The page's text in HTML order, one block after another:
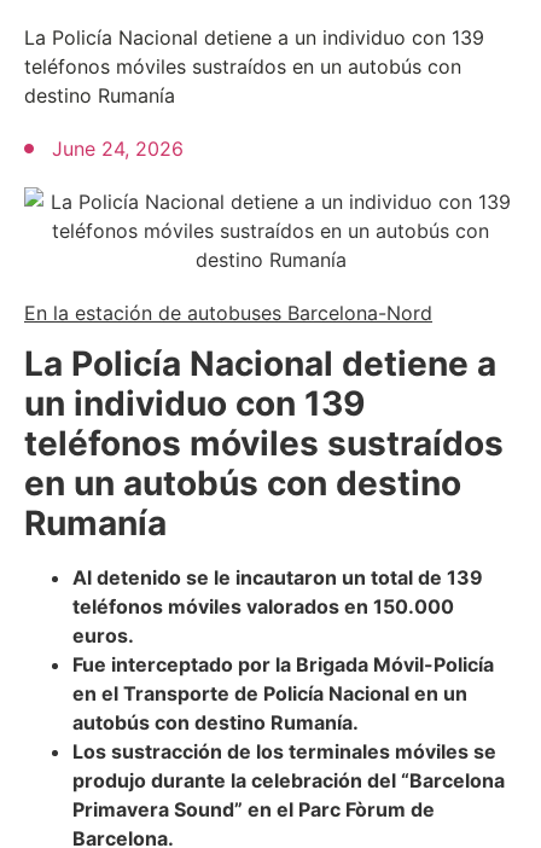
La Policía Nacional detiene a un individuo con 139
teléfonos móviles sustraídos en un autobús con
destino Rumanía
June 24, 2026
En la estación de autobuses Barcelona-Nord
La Policía Nacional detiene a
un individuo con 139
teléfonos móviles sustraídos
en un autobús con destino
Rumanía
Al detenido se le incautaron un total de 139
teléfonos móviles valorados en 150.000
euros.
Fue interceptado por la Brigada Móvil-Policía
en el Transporte de Policía Nacional en un
autobús con destino Rumanía.
Los sustracción de los terminales móviles se
produjo durante la celebración del “Barcelona
Primavera Sound” en el Parc Fòrum de
Barcelona.